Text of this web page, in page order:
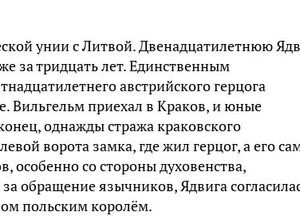
унии с Литвой. Двенадцатилетнюю
за тридцать лет. Единственным
австрийского герцога
Вильгельм приехал в Краков, и юные
однажды стража краковского
ворота замка, где жил герцог, а его
особенно со стороны духовенства,
обращение язычников, Ядвига
польским королём.